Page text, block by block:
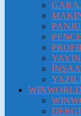
WINWORLD